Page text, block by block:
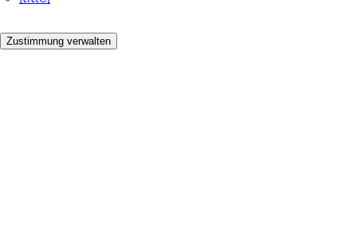
Zustimmung verwalten